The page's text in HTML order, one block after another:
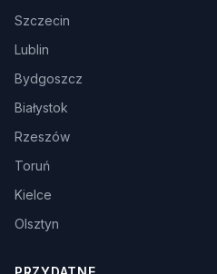
Szczecin
Lublin
Bydgoszcz
Białystok
Rzeszów
Toruń
Kielce
Olsztyn